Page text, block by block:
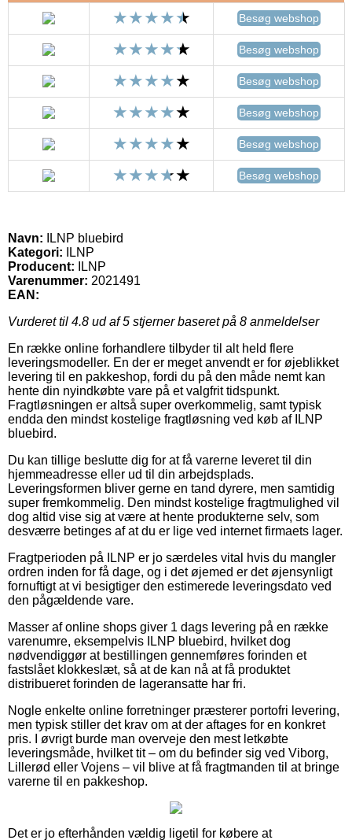
Besøg webshop
Besøg webshop
Besøg webshop
Besøg webshop
Besøg webshop
Besøg webshop
Navn: ILNP bluebird
Kategori: ILNP
Producent:
ILNP
Varenummer: 2021491
EAN:
Vurderet til 4.8 ud af 5 stjerner baseret på 8 anmeldelser
En række online forhandlere tilbyder til alt held flere
leveringsmodeller. En der er meget anvendt er for øjeblikket
levering til en pakkeshop, fordi du på den måde nemt kan
hente din nyindkøbte vare på et valgfrit tidspunkt.
Fragtløsningen er altså super overkommelig, samt typisk
endda den mindst kostelige fragtløsning ved køb af ILNP
bluebird.
Du kan tillige beslutte dig for at få varerne leveret til din
hjemmeadresse eller ud til din arbejdsplads.
Leveringsformen bliver gerne en tand dyrere, men samtidig
super fremkommelig. Den mindst kostelige fragtmulighed vil
dog altid vise sig at være at hente produkterne selv, som
desværre betinges af at du er lige ved internet firmaets lager.
Fragtperioden på ILNP er jo særdeles vital hvis du mangler
ordren inden for få dage, og i det øjemed er det øjensynligt
fornuftigt at vi besigtiger den estimerede leveringsdato ved
den pågældende vare.
Masser af online shops giver 1 dags levering på en række
varenumre, eksempelvis ILNP bluebird, hvilket dog
nødvendiggør at bestillingen gennemføres forinden et
fastslået klokkeslæt, så at de kan nå at få produktet
distribueret forinden de lageransatte har fri.
Nogle enkelte online forretninger præsterer portofri levering,
men typisk stiller det krav om at der aftages for en konkret
pris. I øvrigt burde man overveje den mest letkøbte
leveringsmåde, hvilket tit – om du befinder sig ved Viborg,
Lillerød eller Vojens – vil blive at få fragtmanden til at bringe
varerne til en pakkeshop.
Det er jo efterhånden vældig ligetil for købere at